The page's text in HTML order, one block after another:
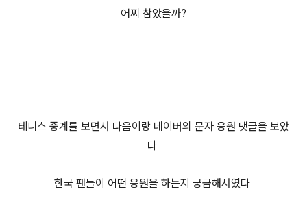
어찌 참았을까?
테니스 중계를 보면서 다음이랑 네이버의 문자 응원 댓글을 보았
다
한국 팬들이 어떤 응원을 하는지 궁금해서였다